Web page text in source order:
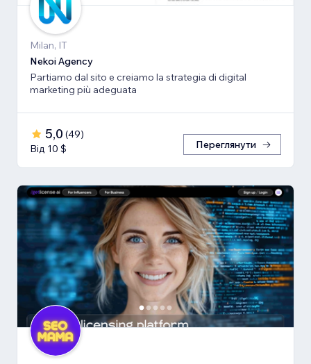
Milan, IT
Nekoi Agency
Partiamo dal sito e creiamo la strategia di digital
marketing più adeguata
5,0 (49)
Від 10 $
Переглянути